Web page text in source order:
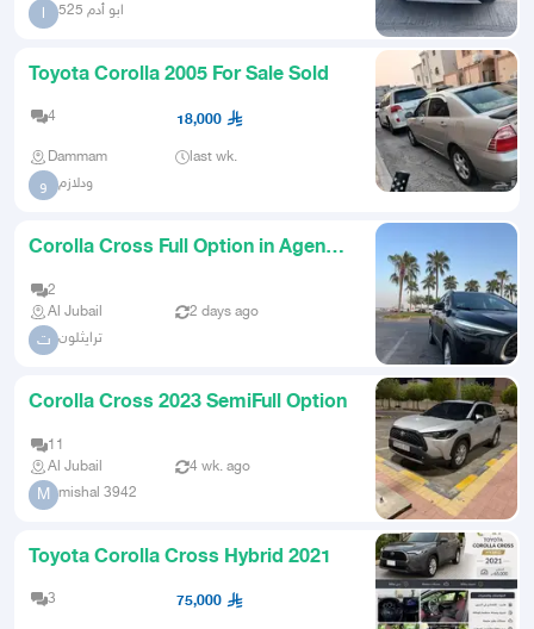
ا ابو أدم 525
Toyota Corolla 2005 For Sale Sold
4 18,000
Dammam last wk.
و ودلازم
Corolla Cross Full Option in Agency
2
Al Jubail
2 days ago
ت ترايثلون
Corolla Cross 2023 SemiFull Option
11
Al Jubail
4 wk. ago
M mishal 3942
Toyota Corolla Cross Hybrid 2021
3 75,000